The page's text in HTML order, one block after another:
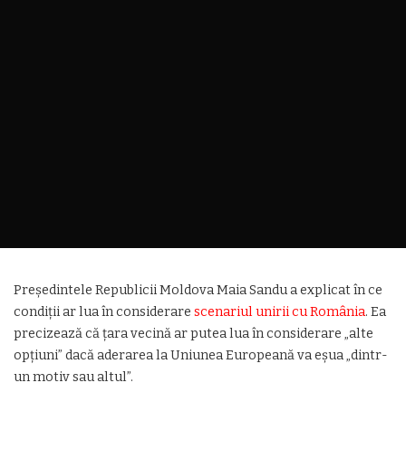
Președintele Republicii Moldova Maia Sandu a explicat în ce
condiții ar lua în considerare scenariul unirii cu România. Ea
precizează că țara vecină ar putea lua în considerare „alte
opțiuni” dacă aderarea la Uniunea Europeană va eșua „dintr-
un motiv sau altul”.